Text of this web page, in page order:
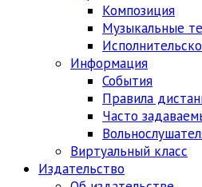
Композиция
Музыкальные
Информация
События
Правила
Часто
Виртуальный класс
Издательство